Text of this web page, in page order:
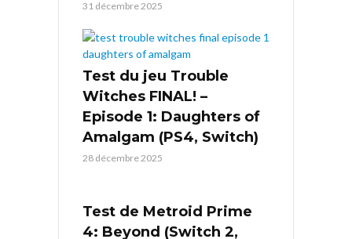
31 décembre 2025
Test du jeu Trouble
Witches FINAL! –
Episode 1: Daughters of
Amalgam (PS4, Switch)
28 décembre 2025
Test de Metroid Prime
4: Beyond (Switch 2,